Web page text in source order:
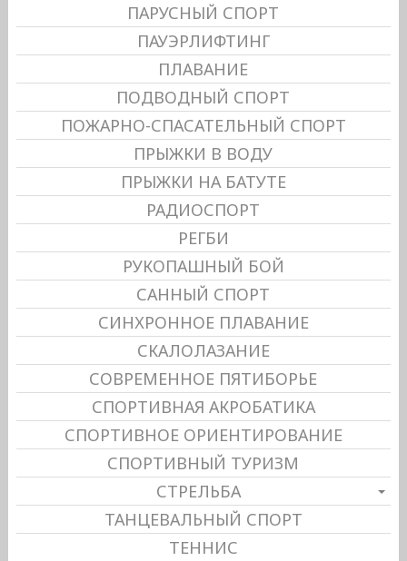
ПАРУСНЫЙ СПОРТ
ПАУЭРЛИФТИНГ
ПЛАВАНИЕ
ПОДВОДНЫЙ СПОРТ
ПОЖАРНО-СПАСАТЕЛЬНЫЙ СПОРТ
ПРЫЖКИ В ВОДУ
ПРЫЖКИ НА БАТУТЕ
РАДИОСПОРТ
РЕГБИ
РУКОПАШНЫЙ БОЙ
САННЫЙ СПОРТ
СИНХРОННОЕ ПЛАВАНИЕ
СКАЛОЛАЗАНИЕ
СОВРЕМЕННОЕ ПЯТИБОРЬЕ
СПОРТИВНАЯ АКРОБАТИКА
СПОРТИВНОЕ ОРИЕНТИРОВАНИЕ
СПОРТИВНЫЙ ТУРИЗМ
СТРЕЛЬБА
ТАНЦЕВАЛЬНЫЙ СПОРТ
ТЕННИС